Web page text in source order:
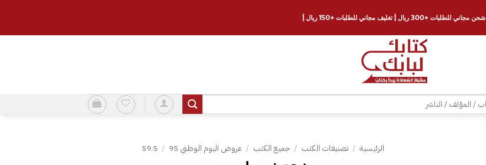
الرئيسية / تصنيفات الكتب / جميع الكتب / عروض اليوم الوطني 95 /
59.5
| شحن مجاني للطلبات +300 ريال | تغليف مجاني للطلبات +150 ريال |